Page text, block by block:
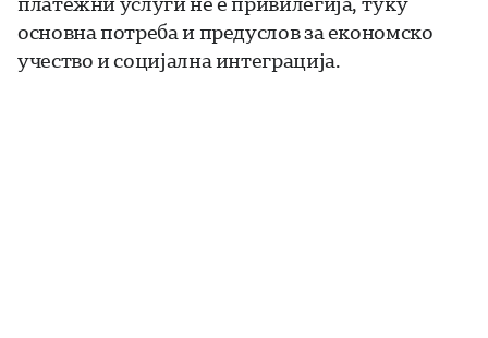
основна потреба и предуслов за економско
учество и социјална интеграција.